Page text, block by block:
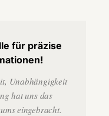
für präzise
Unabhängigkeit
hat uns das
eingebracht.